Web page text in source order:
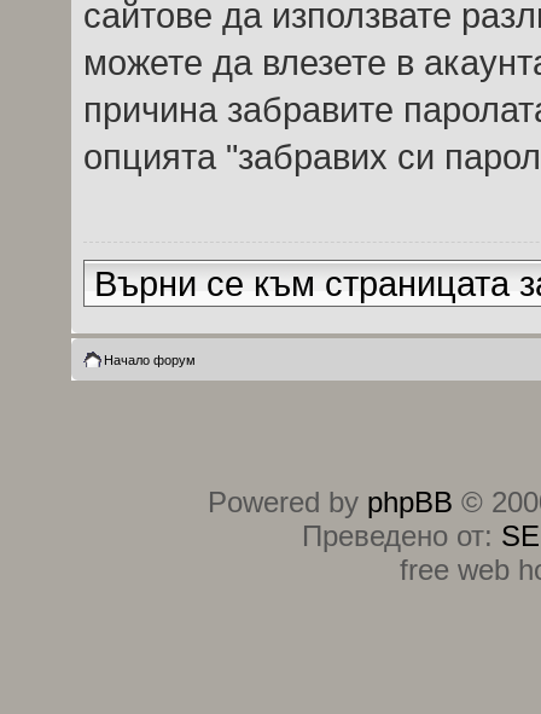
сайтове да използвате
можете да влезете в
причина забравите
опцията "забравих си
Върни се към страницата
Начало форум
Powered by phpBB ©
Преведено от:
free web